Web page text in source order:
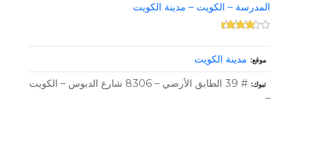
المدرسة – الكويت – مدينة الكويت
موقع مدينة الكويت
تبوك
# 39 الطابق الأرضي – 8306 شارع الدبوس – الكويت
–